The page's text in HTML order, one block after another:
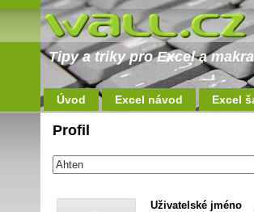
Tipy a triky pro Excel a
Úvod Excel návod Excel
Profil
Uživatelské jméno